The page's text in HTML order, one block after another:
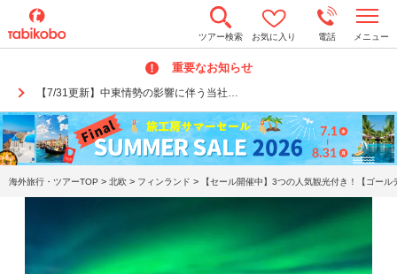
ツアー検索 お気に入り 電話 メニュー
重要なお知らせ
【7/31更新】中東情勢の影響に伴う当社…
o
n
a
v
i
g
t
o
海外旅行・ツアーTOP > 北欧 > フィンランド > 【セール開催中】3つの人気観光付き！【ゴー